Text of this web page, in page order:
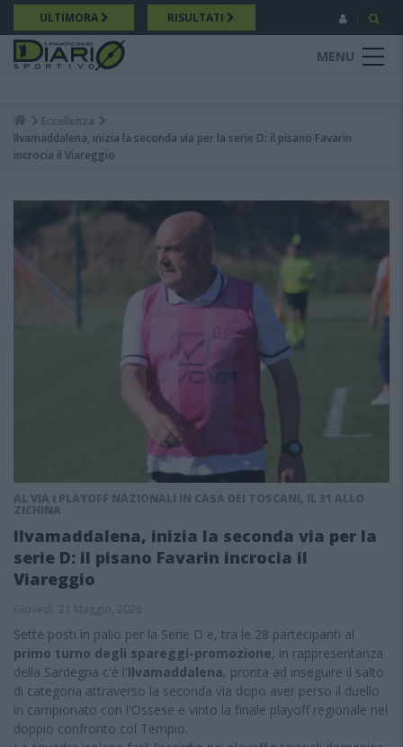
Salta
al
contenuto
principale
ULTIMORA RISULTATI
MENU
Breadcrumb
Eccellenza
Ilvamaddalena, inizia la seconda via per la serie D: il pisano Favarin
incrocia il Viareggio
AL VIA I PLAYOFF NAZIONALI IN CASA DEI TOSCANI, IL 31 ALLO
ZICHINA
Ilvamaddalena, inizia la seconda via per la
serie D: il pisano Favarin incrocia il
Viareggio
Giovedì, 21 Maggio, 2026
Sette posti in palio per la Serie D e, tra le 28 partecipanti al
primo turno degli spareggi-promozione, in rappresentanza
della Sardegna c'è l'Ilvamaddalena, pronta ad inseguire il salto
di categoria attraverso la seconda via dopo aver perso il duello
in campionato con l'Ossese e vinto la finale playoff regionale nel
doppio confronto col Tempio.